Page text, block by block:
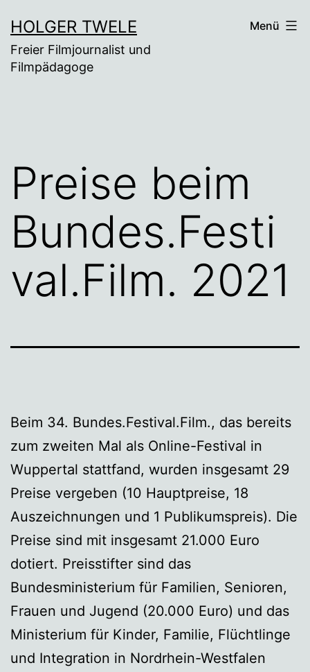
Inhalt
springen
HOLGER TWELE
Freier Filmjournalist und
Filmpädagoge
Menü
Preise beim
Bundes.Festi
val.Film. 2021
Beim 34. Bundes.Festival.Film., das bereits
zum zweiten Mal als Online-Festival in
Wuppertal stattfand, wurden insgesamt 29
Preise vergeben (10 Hauptpreise, 18
Auszeichnungen und 1 Publikumspreis). Die
Preise sind mit insgesamt 21.000 Euro
dotiert. Preisstifter sind das
Bundesministerium für Familien, Senioren,
Frauen und Jugend (20.000 Euro) und das
Ministerium für Kinder, Familie, Flüchtlinge
und Integration in Nordrhein-Westfalen